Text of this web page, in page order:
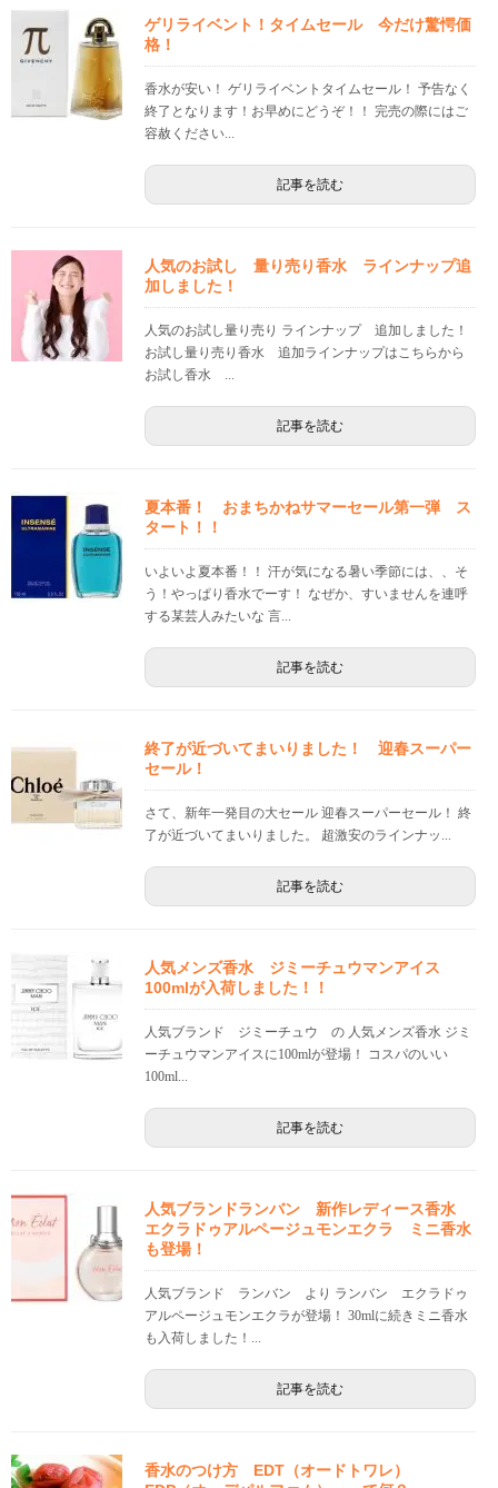
ゲリライベント！タイムセール 今だけ驚愕価
格！
香水が安い！ ゲリライベントタイムセール！ 予告なく
終了となります！お早めにどうぞ！！ 完売の際にはご
容赦ください...
記事を読む
人気のお試し 量り売り香水 ラインナップ追
加しました！
人気のお試し量り売り ラインナップ 追加しました！
お試し量り売り香水 追加ラインナップはこちらから
お試し香水 ...
記事を読む
夏本番！ おまちかねサマーセール第一弾 ス
タート！！
いよいよ夏本番！！ 汗が気になる暑い季節には、、そ
う！やっぱり香水でーす！ なぜか、すいませんを連呼
する某芸人みたいな 言...
記事を読む
終了が近づいてまいりました！ 迎春スーパー
セール！
さて、新年一発目の大セール 迎春スーパーセール！ 終
了が近づいてまいりました。 超激安のラインナッ...
記事を読む
人気メンズ香水 ジミーチュウマンアイス
100mlが入荷しました！！
人気ブランド ジミーチュウ の 人気メンズ香水 ジミ
ーチュウマンアイスに100mlが登場！ コスパのいい
100ml...
記事を読む
人気ブランドランバン 新作レディース香水
エクラドゥアルページュモンエクラ ミニ香水
も登場！
人気ブランド ランバン より ランバン エクラドゥ
アルページュモンエクラが登場！ 30mlに続きミニ香水
も入荷しました！...
記事を読む
香水のつけ方 EDT（オードトワレ）